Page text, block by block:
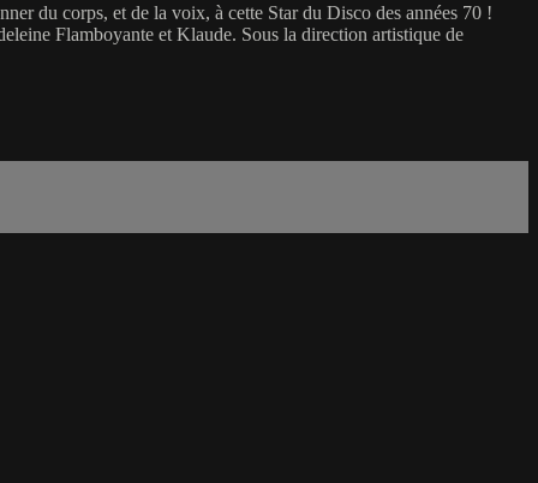
du corps, et de la voix, à cette Star du Disco des années 70 !
Flamboyante et Klaude. Sous la direction artistique de